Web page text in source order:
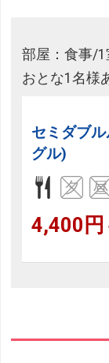
部屋：食事/1
おとな1名様
セミダブ
グル)
4,400円